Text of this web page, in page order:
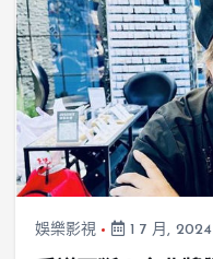
娛樂影視 1 7 月, 2024